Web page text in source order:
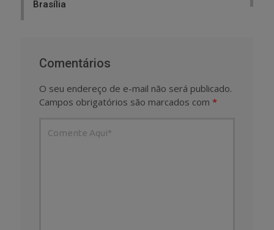
Brasília
Comentários
O seu endereço de e-mail não será publicado.
Campos obrigatórios são marcados com *